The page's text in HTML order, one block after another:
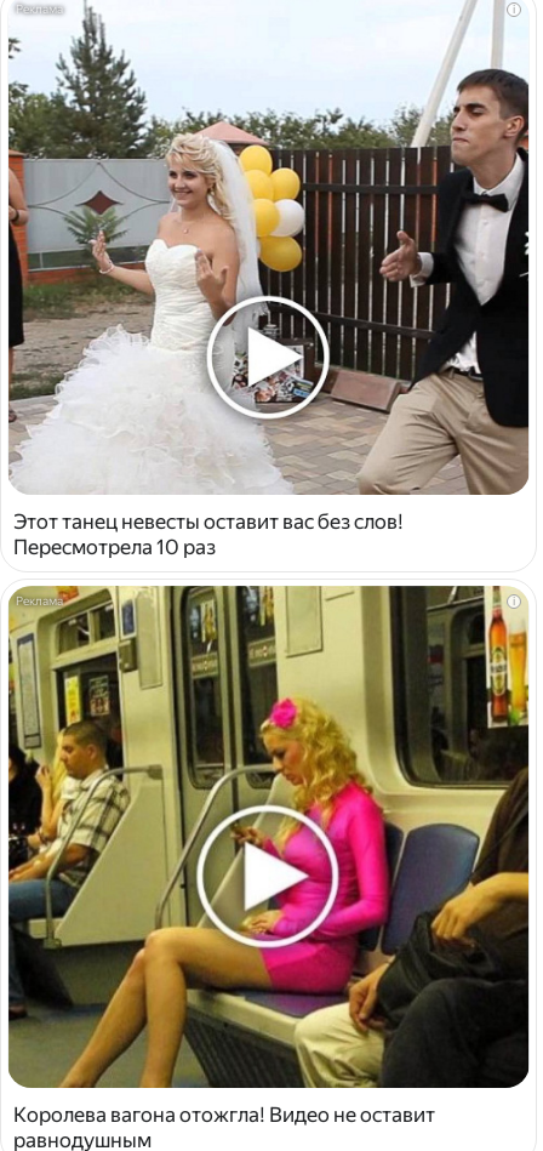
i
Этот танец невесты оставит вас без слов!
Пересмотрела 10 раз
i
Королева вагона отожгла! Видео не оставит
равнодушным